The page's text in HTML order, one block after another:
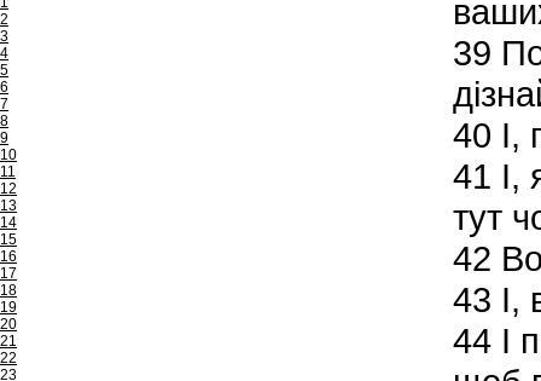
2
3
4
5
6
7
8
9
10
11
12
13
14
15
16
17
18
19
20
21
22
23
39
40 І,
41 І,
тут
42
43 І,
44 І